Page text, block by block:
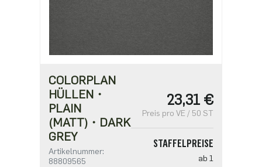
COLORPLAN
HÜLLEN・
PLAIN
(MATT)・DARK
GREY
Artikelnummer:
88809565
23,31 €
Preis pro VE / 50 ST
STAFFELPREISE
ab 1